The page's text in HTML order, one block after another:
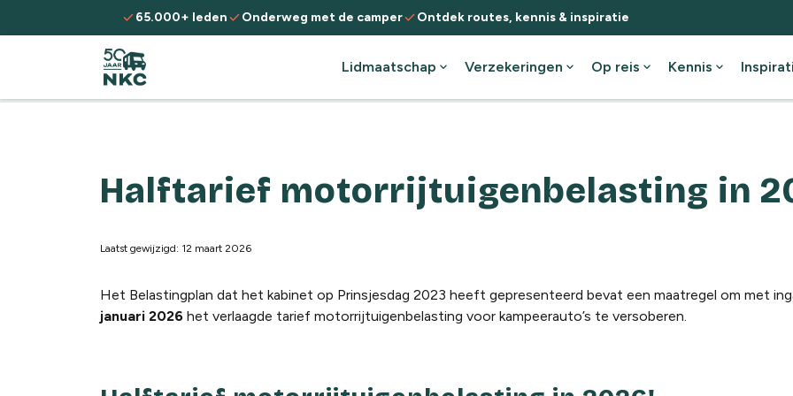
Spring naar de inhoud
check65.000+ ledencheckOnderweg met de campercheckOntdek routes, kennis & inspiratie
Lidmaatschap expand_more Verzekeringen expand_more Op reis expand_more Kennis expand_more
Halftarief motorrijtuigenbelasting in
Laatst gewijzigd: 12 maart 2026
Het Belastingplan dat het kabinet op Prinsjesdag 2023 heeft gepresenteerd bevat een maatregel om met
januari 2026het verlaagde tarief motorrijtuigenbelasting voor kampeerauto’s te versoberen.